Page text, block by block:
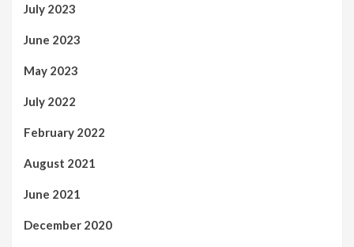
July 2023
June 2023
May 2023
July 2022
February 2022
August 2021
June 2021
December 2020